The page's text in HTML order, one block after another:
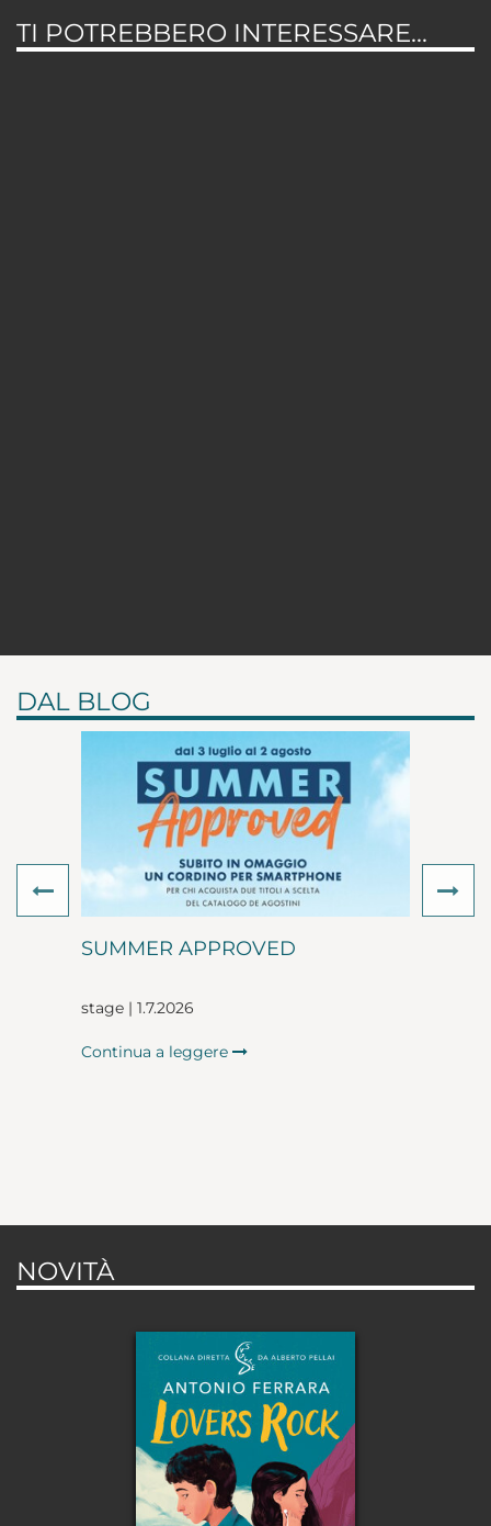
TI POTREBBERO INTERESSARE...
DAL BLOG
SUMMER APPROVED
stage | 1.7.2026
Continua a leggere
Previous
NOVITÀ